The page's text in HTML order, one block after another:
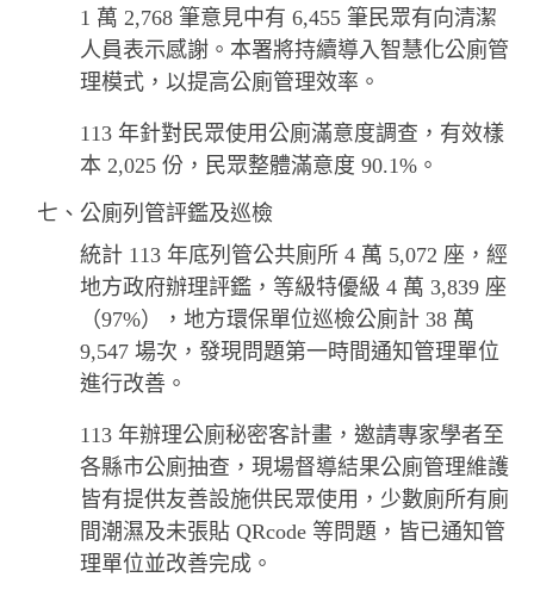
1 萬 2,768 筆意見中有 6,455 筆民眾有向清潔
人員表示感謝。本署將持續導入智慧化公廁管
理模式，以提高公廁管理效率。
113 年針對民眾使用公廁滿意度調查，有效樣
本 2,025 份，民眾整體滿意度 90.1%。
七、公廁列管評鑑及巡檢
統計 113 年底列管公共廁所 4 萬 5,072 座，經
地方政府辦理評鑑，等級特優級 4 萬 3,839 座
（97%），地方環保單位巡檢公廁計 38 萬
9,547 場次，發現問題第一時間通知管理單位
進行改善。
113 年辦理公廁秘密客計畫，邀請專家學者至
各縣市公廁抽查，現場督導結果公廁管理維護
皆有提供友善設施供民眾使用，少數廁所有廁
間潮濕及未張貼 QRcode 等問題，皆已通知管
理單位並改善完成。